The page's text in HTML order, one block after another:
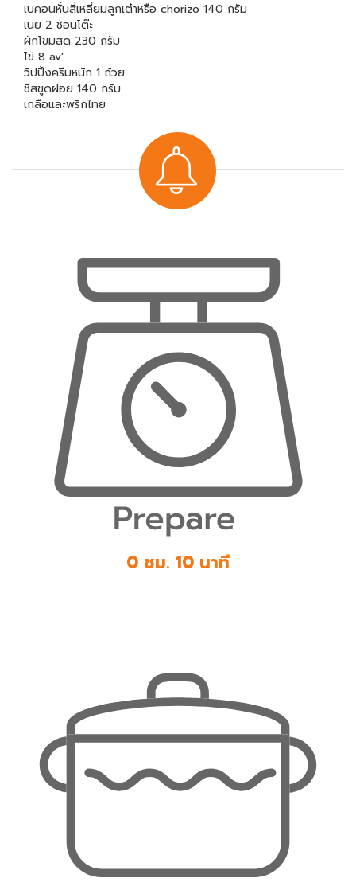
เบคอนหั่นสี่เหลี่ยมลูกเต๋าหรือ chorizo 140 กรัม
เนย 2 ช้อนโต๊ะ
ผักโขมสด 230 กรัม
ไข่ 8 av'
วิปปิ้งครีมหนัก 1 ถ้วย
ชีสขูดฝอย 140 กรัม
เกลือและพริกไทย
0 ชม. 10 นาที